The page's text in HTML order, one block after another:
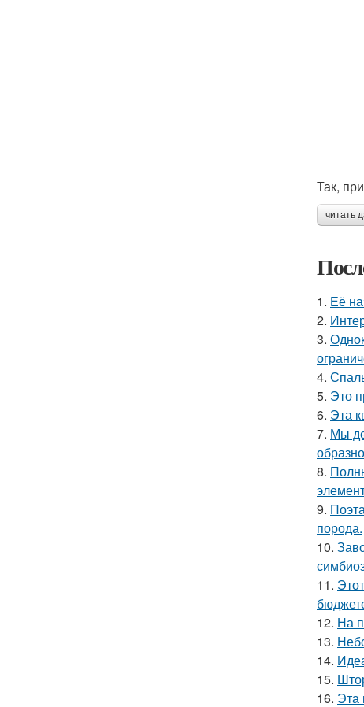
Так,
читать
1. Её
2.
3.
4.
5. Это
6. Эта
7. Мы
8.
9.
порода.
10.
11.
12. На
13.
14.
15.
16. Эта